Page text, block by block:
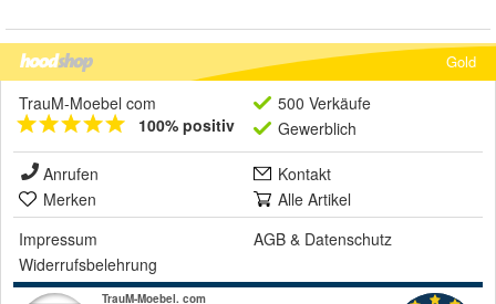
Gold
TrauM-Moebel com
100% positiv
500 Verkäufe
Gewerblich
Anrufen
Kontakt
Merken
Alle Artikel
Impressum
AGB & Datenschutz
Widerrufsbelehrung